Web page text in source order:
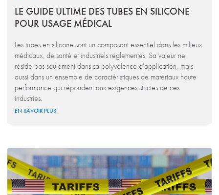
LE GUIDE ULTIME DES TUBES EN SILICONE
POUR USAGE MÉDICAL
Les tubes en silicone sont un composant essentiel dans les milieux
médicaux, de santé et industriels réglementés. Sa valeur ne
réside pas seulement dans sa polyvalence d'application, mais
aussi dans un ensemble de caractéristiques de matériaux haute
performance qui répondent aux exigences strictes de ces
industries.
EN SAVOIR PLUS